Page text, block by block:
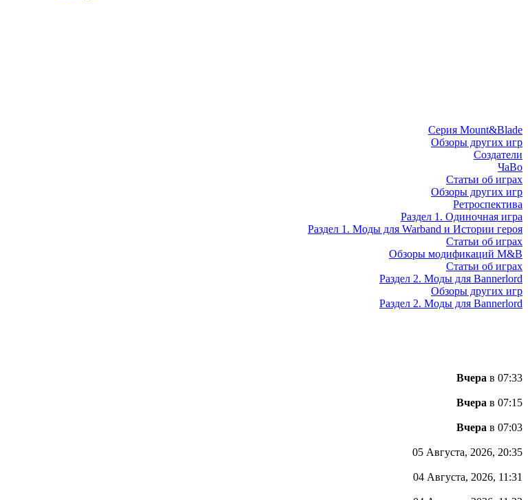
Серия Mount&Blade
Обзоры других игр
Создатели
ЧаВо
Статьи об играх
Обзоры других игр
Ретроспектива
Раздел 1. Одиночная игра
Раздел 1. Моды для Warband и Истории героя
Статьи об играх
Обзоры модификаций M&B
Статьи об играх
Раздел 2. Моды для Bannerlord
Обзоры других игр
Раздел 2. Моды для Bannerlord
Вчера в 07:33
Вчера в 07:15
Вчера в 07:03
05 Августа, 2026, 20:35
04 Августа, 2026, 11:31